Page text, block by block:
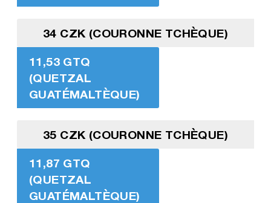
34 CZK (COURONNE TCHÈQUE)
11,53 GTQ
(QUETZAL
GUATÉMALTÈQUE)
35 CZK (COURONNE TCHÈQUE)
11,87 GTQ
(QUETZAL
GUATÉMALTÈQUE)